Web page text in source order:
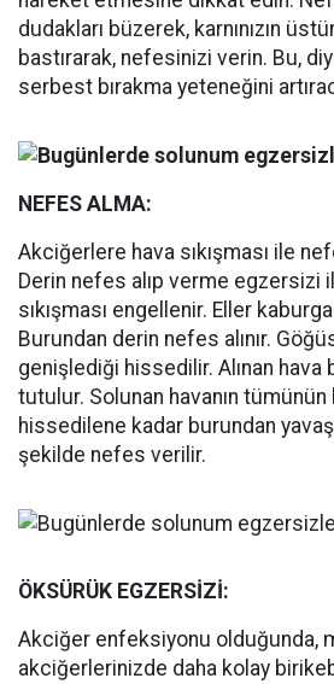
dudakları büzerek, karnınızın
bastırarak, nefesinizi verin. Bu,
serbest bırakma yeteneğini
NEFES ALMA:
Akciğerlere hava sıkışması ile
Derin nefes alıp verme egzersizi
sıkışması engellenir. Eller
Burundan derin nefes alınır.
genişlediği hissedilir. Alınan hava
tutulur. Solunan havanın tümünün
hissedilene kadar burundan
şekilde nefes verilir.
ÖKSÜRÜK EGZERSİZİ:
Akciğer enfeksiyonu olduğunda,
akciğerlerinizde daha kolay